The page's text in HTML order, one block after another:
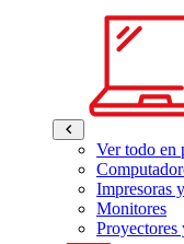
Ver todo en
Impresoras
Monitores
Proyectores